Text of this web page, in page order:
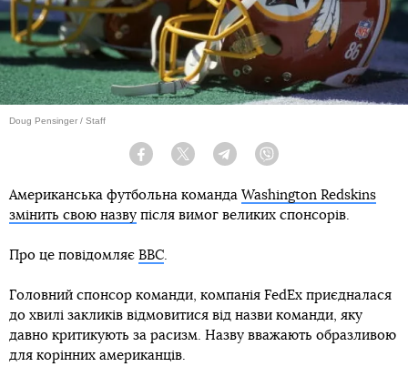
Doug Pensinger / Staff
Facebook Twitter Telegram
Американська футбольна команда Washington Redskins
змінить свою назву після вимог великих спонсорів.
Про це повідомляє BBC
Головний спонсор команди, компанія FedEx приєдналася
до хвилі закликів відмовитися від назви команди, яку
давно критикують за расизм. Назву вважають образливою
для корінних американців.